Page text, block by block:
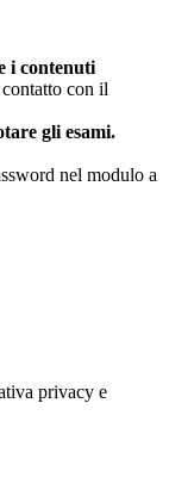
i contenuti
con il
gli esami.
nel modulo a
privacy e